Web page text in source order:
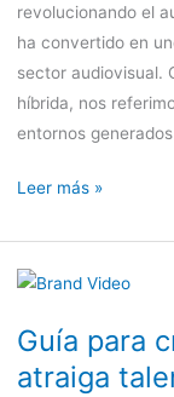
revolucionando el
ha convertido en
sector audiovisual.
híbrida, nos
entornos
con
entornos
3D
Leer más »
Guía para
atraiga
Guía
crear
un